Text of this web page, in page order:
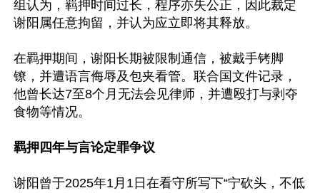
组认为，羁押时间过长，程序亦失公正，因此裁定
谢阳属任意拘留，并认为应立即将其释放。
在羁押期间，谢阳长期被限制通信，被戴手铐脚
镣，并遭语言侮辱及包夹看管。联合国文件记录，
他曾长达7至8个月无法会见律师，并遭殴打与剥夺
食物等情况。
羁押四年与言论定罪争议
谢阳曾于2025年1月1日在看守所写下“宁砍头，不低